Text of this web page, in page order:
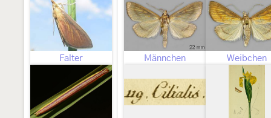
Falter Männchen Weibchen